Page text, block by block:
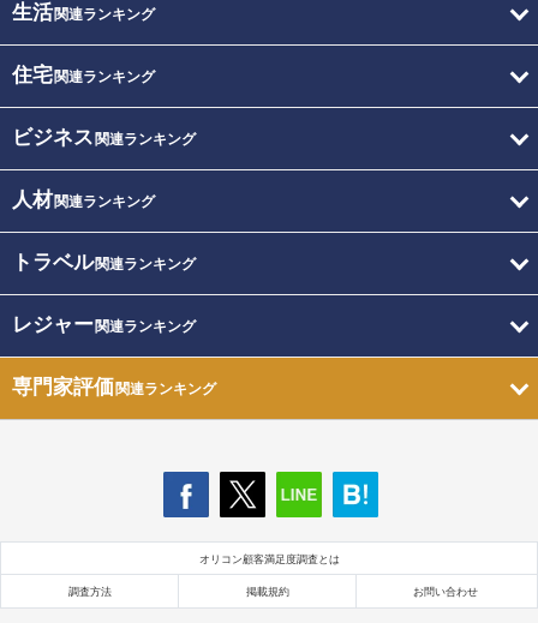
生活関連ランキング
住宅関連ランキング
ビジネス 関連ランキング
人材関連ランキング
トラベル関連ランキング
レジャー関連ランキング
専門家評価関連ランキング
オリコン顧客満足度調査とは
調査方法 掲載規約 お問い合わせ